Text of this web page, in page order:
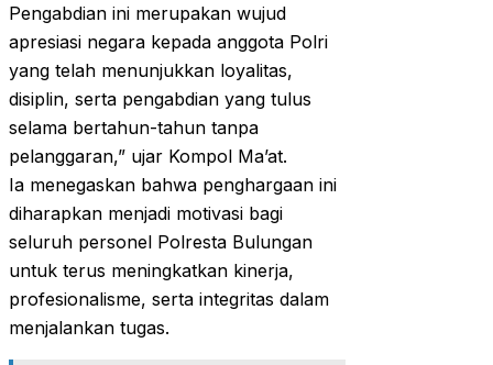
Pengabdian ini merupakan wujud
apresiasi negara kepada anggota Polri
yang telah menunjukkan loyalitas,
disiplin, serta pengabdian yang tulus
selama bertahun-tahun tanpa
pelanggaran,” ujar Kompol Ma’at.
Ia menegaskan bahwa penghargaan ini
diharapkan menjadi motivasi bagi
seluruh personel Polresta Bulungan
untuk terus meningkatkan kinerja,
profesionalisme, serta integritas dalam
menjalankan tugas.